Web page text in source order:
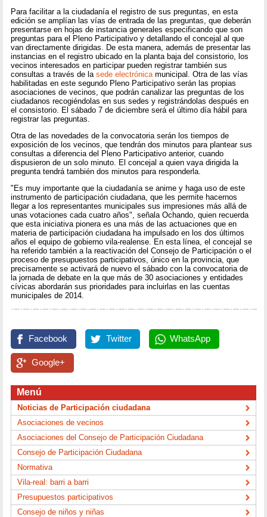
Para facilitar a la ciudadanía el registro de sus preguntas, en esta
edición se amplían las vías de entrada de las preguntas, que deberán
presentarse en hojas de instancia generales especificando que son
preguntas para el Pleno Participativo y detallando el concejal al que
van directamente dirigidas. De esta manera, además de presentar las
instancias en el registro ubicado en la planta baja del consistorio, los
vecinos interesados en participar pueden registrar también sus
consultas a través de lasede electrónica municipal. Otra de las vías
habilitadas en este segundo Pleno Participativo serán las propias
asociaciones de vecinos, que podrán canalizar las preguntas de los
ciudadanos recogiéndolas en sus sedes y registrándolas después en
el consistorio. El sábado 7 de diciembre será el último día hábil para
registrar las preguntas.
Otra de las novedades de la convocatoria serán los tiempos de
exposición de los vecinos, que tendrán dos minutos para plantear sus
consultas a diferencia del Pleno Participativo anterior, cuando
dispusieron de un solo minuto. El concejal a quien vaya dirigida la
pregunta tendrá también dos minutos para responderla.
"Es muy importante que la ciudadanía se anime y haga uso de este
instrumento de participación ciudadana, que les permite hacernos
llegar a los representantes municipales sus impresiones más allá de
unas votaciones cada cuatro años", señala Ochando, quien recuerda
que esta iniciativa pionera es una más de las actuaciones que en
materia de participación ciudadana ha impulsado en los dos últimos
años el equipo de gobierno vila-realense. En esta línea, el concejal se
ha referido también a la reactivación del Consejo de Participación o el
proceso de presupuestos participativos, único en la provincia, que
precisamente se activará de nuevo el sábado con la convocatoria de
la jornada de debate en la que más de 30 asociaciones y entidades
cívicas abordarán sus prioridades para incluirlas en las cuentas
municipales de 2014.
Facebook Twitter WhatsApp
Google+
Menú
Noticias de Participación ciudadana
Asociaciones de vecinos
Asociaciones del Consejo de Participación Ciudadana
Consejo de Participación Ciudadana
Normativa
Vila-real: barri a barri
Presupuestos participativos
Consejo de niños y niñas